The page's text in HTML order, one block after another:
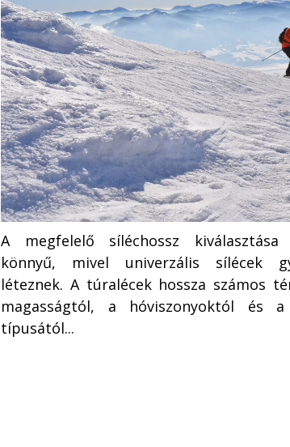
A megfelelő síléchossz
könnyű, mivel univerzális sílécek
léteznek. A túralécek hossza számos
magasságtól, a hóviszonyoktól és
típusától...